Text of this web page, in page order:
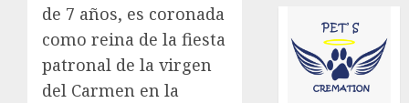
de 7 años, es coronada
como reina de la fiesta
patronal de la virgen
del Carmen en la